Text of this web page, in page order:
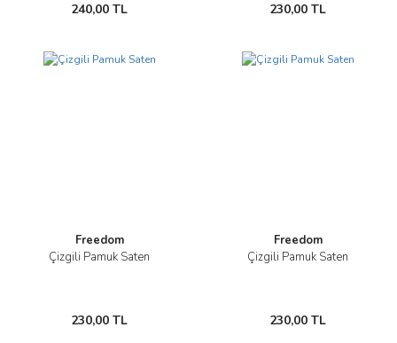
240,00 TL 230,00 TL
Freedom
Çizgili Pamuk Saten
230,00 TL
Freedom
Çizgili Pamuk Saten
230,00 TL